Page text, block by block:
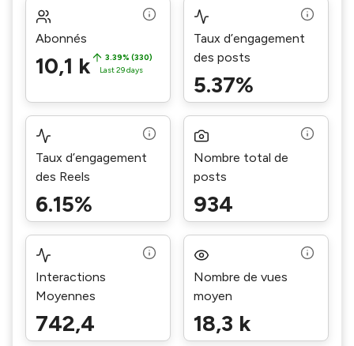
Abonnés
10,1 k
3.39% (330)
Last 29 days
Taux d’engagement
des posts
5.37%
Taux d’engagement
des Reels
6.15%
Nombre total de
posts
934
Interactions
Moyennes
742,4
Nombre de vues
moyen
18,3 k